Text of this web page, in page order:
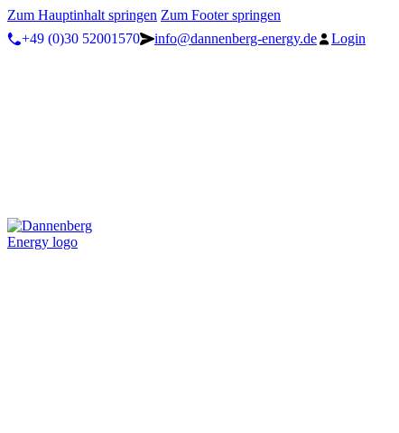
Zum Hauptinhalt springen Zum Footer springen
+49 (0)30 52001570
info@dannenberg-energy.de Login